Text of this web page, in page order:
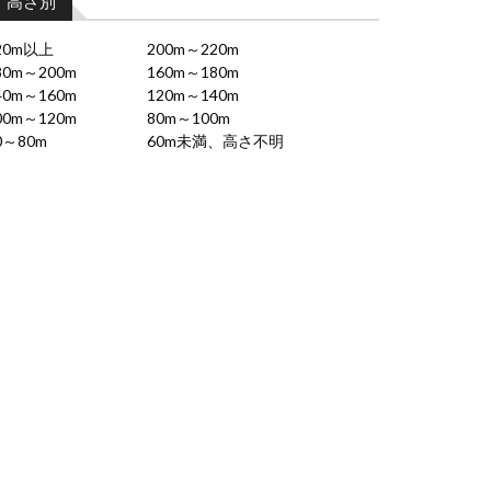
以上
200m～220m
～200m
160m～180m
～160m
120m～140m
～120m
80m～100m
80m
60m未満、高さ不明